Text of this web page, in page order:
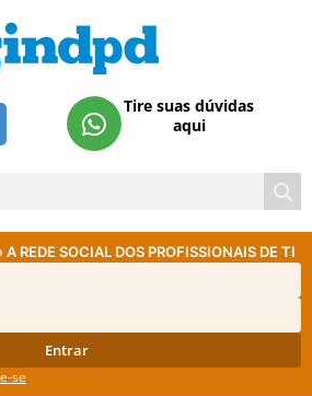
Tire suas dúvidas
aqui
A REDE SOCIAL DOS PROFISSIONAIS DE TI
Entrar
se